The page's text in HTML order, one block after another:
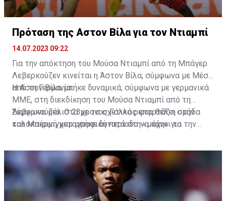
Πρόταση της Αστον Βίλα για τον Ντιαμπί
14.07.2023 09:22
Για την απόκτηση του Μούσα Ντιαμπί από τη Μπάγερ
Λεβερκούζεν κινείται η Άστον Βίλα, σύμφωνα με Μέσα
από τη Γερμανία.
Η Αστον Βίλα μπήκε δυναμικά, σύμφωνα με γερμανικά
ΜΜΕ, στη διεκδίκηση του Μούσα Ντιαμπί από τη
Λεβερκούζεν. Ο 23χρονος Γάλλος φορ θέλει στην
καλοκαιρινή μεταγραφική περίοδο να κάνει το
Σύμφωνα μάλιστα με τα σχετικά ρεπορτάζ η ομάδα
του Μπέρμιγχαμ μπήκε δυνατά στη «μάχη» για την
πρόταση, με τον ίδιο τον Ντιαμπί να έχει πρόταση από
τους «χωριάτες» για τετραετές συμβόλαιο
συνεργασίας.